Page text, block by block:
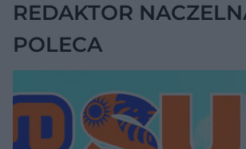
REDAKTOR
POLECA